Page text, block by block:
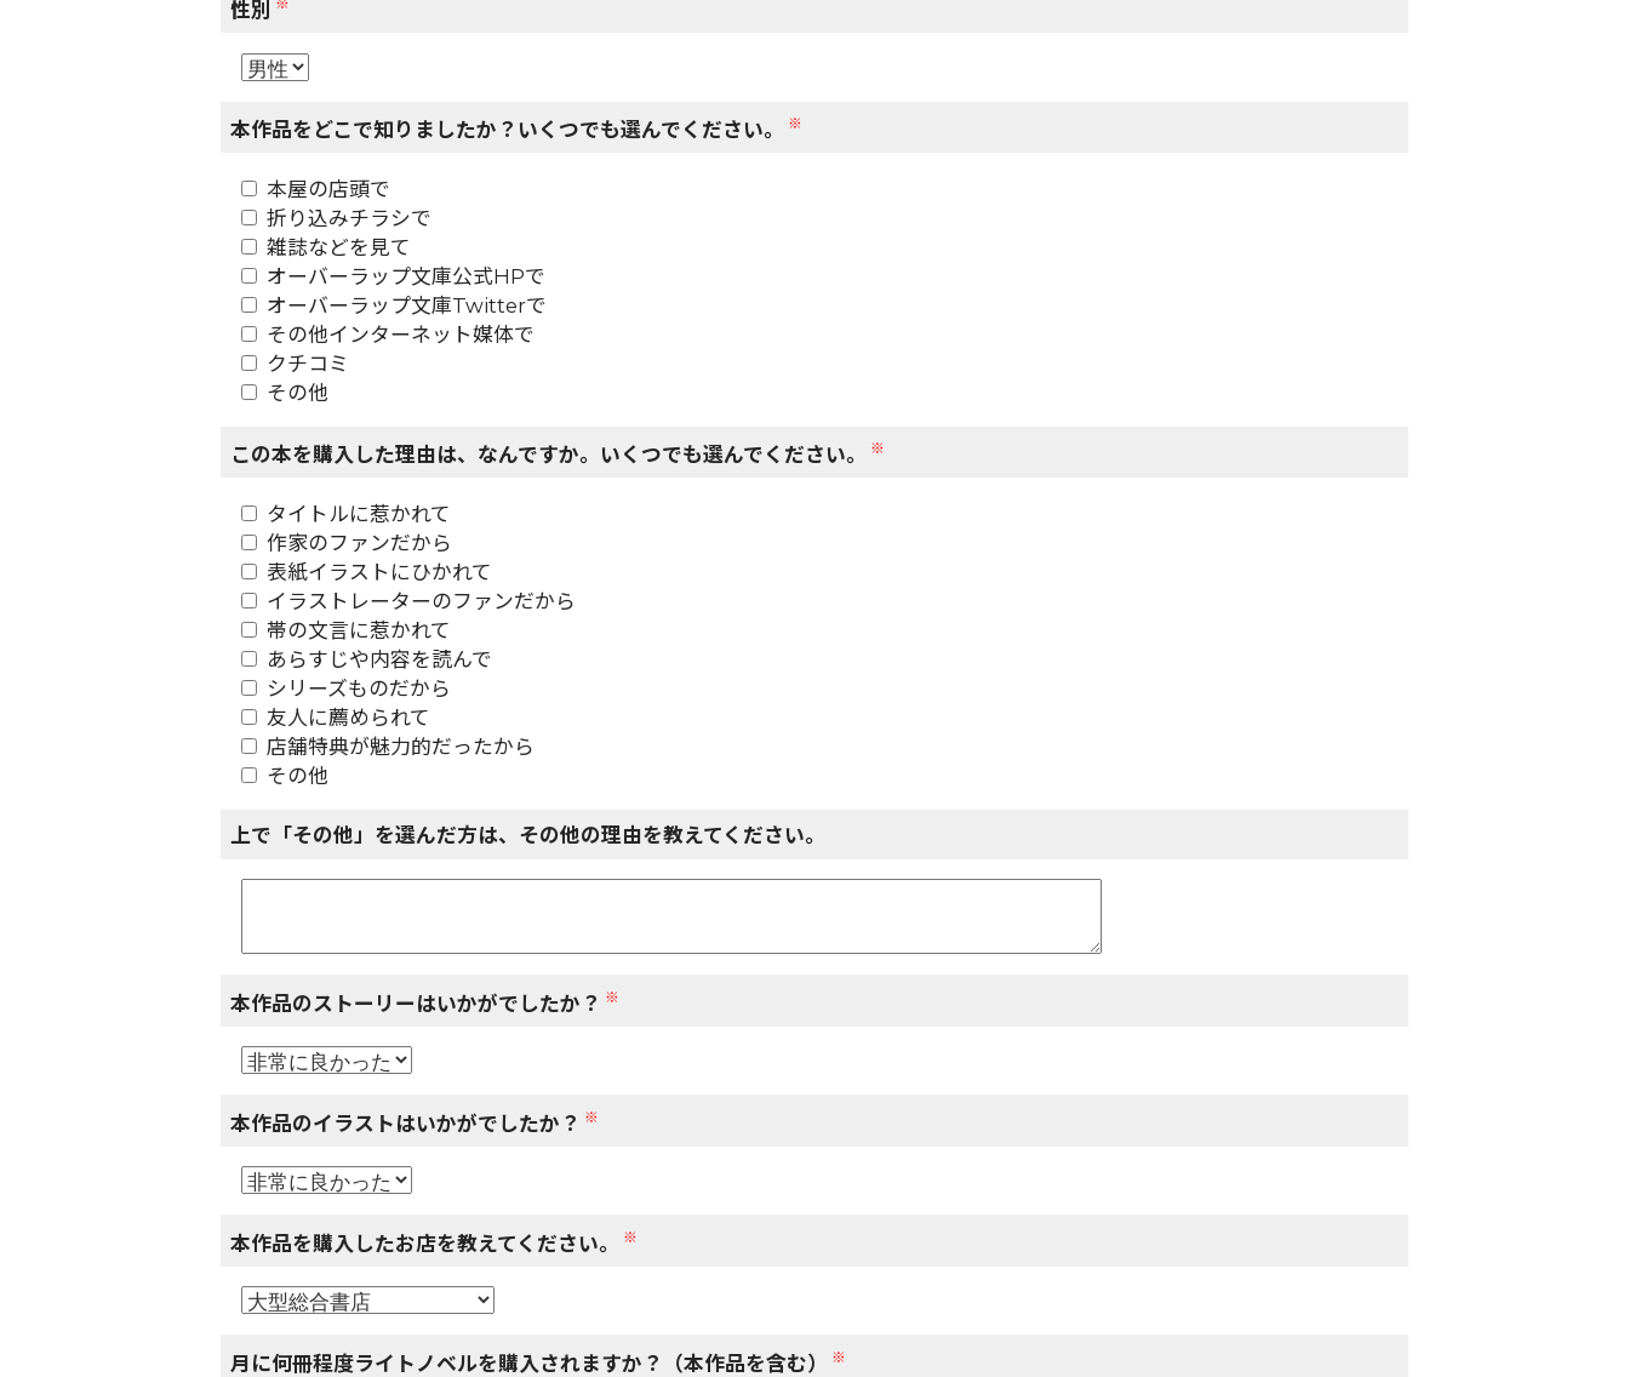
性別 ※
本作品をどこで知りましたか？いくつでも選んでください。 ※
本屋の店頭で
折り込みチラシで
雑誌などを見て
オーバーラップ文庫公式HPで
オーバーラップ文庫Twitterで
その他インターネット媒体で
クチコミ
その他
この本を購入した理由は、なんですか。いくつでも選んでください。 ※
タイトルに惹かれて
作家のファンだから
表紙イラストにひかれて
イラストレーターのファンだから
帯の文言に惹かれて
あらすじや内容を読んで
シリーズものだから
友人に薦められて
店舗特典が魅力的だったから
その他
上で「その他」を選んだ方は、その他の理由を教えてください。
本作品のストーリーはいかがでしたか？ ※
本作品のイラストはいかがでしたか？ ※
本作品を購入したお店を教えてください。 ※
月に何冊程度ライトノベルを購入されますか？（本作品を含む） ※